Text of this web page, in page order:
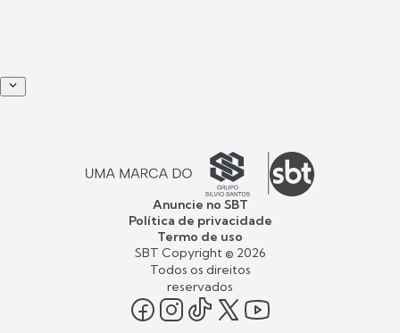
Anuncie no SBT
Política de privacidade
Termo de uso
SBT Copyright © 2026
Todos os direitos
reservados